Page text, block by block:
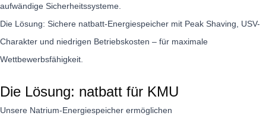
aufwändige Sicherheitssysteme.
Die Lösung: Sichere natbatt-Energiespeicher mit Peak Shaving, USV-
Charakter und niedrigen Betriebskosten – für maximale
Wettbewerbsfähigkeit.
Die Lösung: natbatt für KMU
Unsere Natrium-Energiespeicher ermöglichen